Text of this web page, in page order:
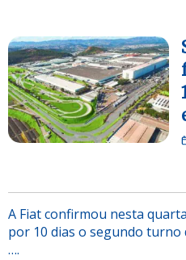
A Fiat confirmou nesta
por 10 dias o segundo turno
….